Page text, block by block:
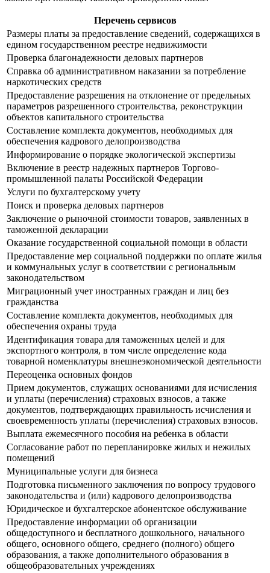
Перечень сервисов
Размеры платы за предоставление сведений, содержащихся в
едином государственном реестре недвижимости
Проверка благонадежности деловых партнеров
Справка об административном наказании за потребление
наркотических средств
Предоставление разрешения на отклонение от предельных
параметров разрешенного строительства, реконструкции
объектов капитального строительства
Составление комплекта документов, необходимых для
обеспечения кадрового делопроизводства
Информирование о порядке экологической экспертизы
Включение в реестр надежных партнеров Торгово-
промышленной палаты Российской Федерации
Услуги по бухгалтерскому учету
Поиск и проверка деловых партнеров
Заключение о рыночной стоимости товаров, заявленных в
таможенной декларации
Оказание государственной социальной помощи в области
Предоставление мер социальной поддержки по оплате жилья
и коммунальных услуг в соответствии с региональным
законодательством
Миграционный учет иностранных граждан и лиц без
гражданства
Составление комплекта документов, необходимых для
обеспечения охраны труда
Идентификация товара для таможенных целей и для
экспортного контроля, в том числе определение кода
товарной номенклатуры внешнеэкономической деятельности
Переоценка основных фондов
Прием документов, служащих основаниями для исчисления
и уплаты (перечисления) страховых взносов, а также
документов, подтверждающих правильность исчисления и
своевременность уплаты (перечисления) страховых взносов.
Выплата ежемесячного пособия на ребенка в области
Согласование работ по перепланировке жилых и нежилых
помещений
Муниципальные услуги для бизнеса
Подготовка письменного заключения по вопросу трудового
законодательства и (или) кадрового делопроизводства
Юридическое и бухгалтерское абонентское обслуживание
Предоставление информации об организации
общедоступного и бесплатного дошкольного, начального
общего, основного общего, среднего (полного) общего
образования, а также дополнительного образования в
общеобразовательных учреждениях